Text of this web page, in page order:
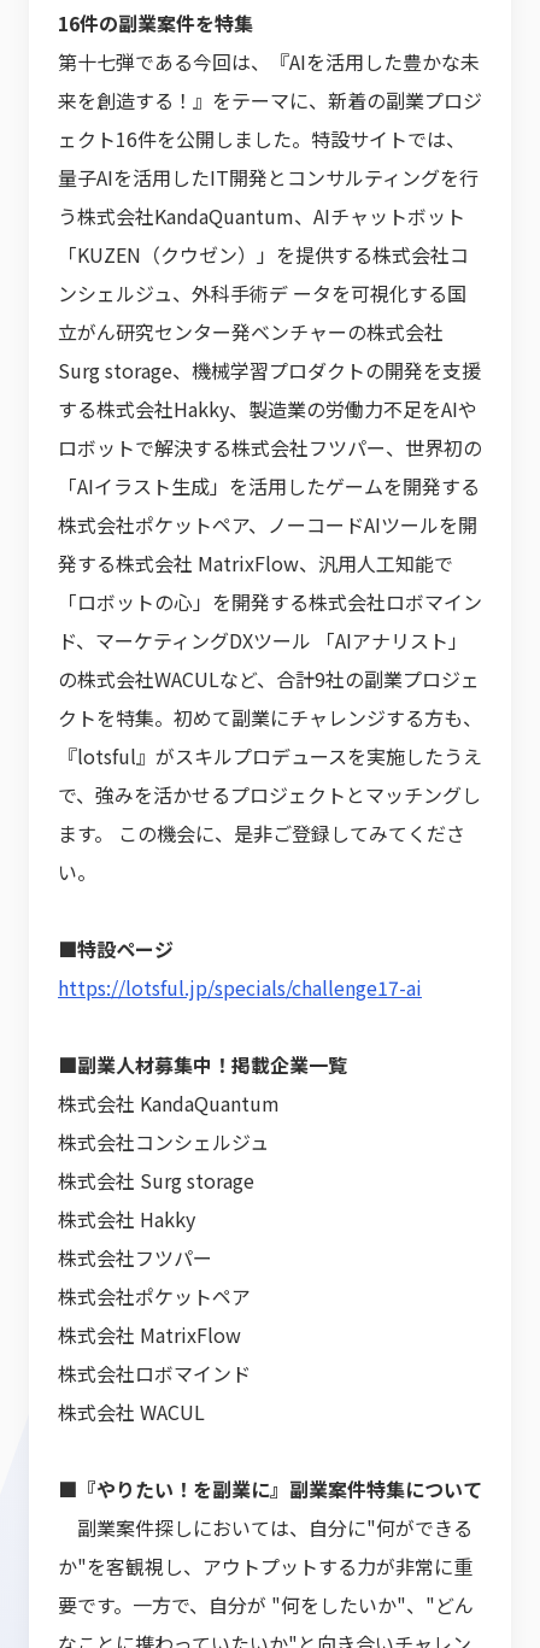
16件の副業案件を特集
第十七弾である今回は、『AIを活用した豊かな未
来を創造する！』をテーマに、新着の副業プロジ
ェクト16件を公開しました。特設サイトでは、
量子AIを活用したIT開発とコンサルティングを行
う株式会社KandaQuantum、AIチャットボット
「KUZEN（クウゼン）」を提供する株式会社コ
ンシェルジュ、外科手術デ ータを可視化する国
立がん研究センター発ベンチャーの株式会社
Surg storage、機械学習プロダクトの開発を支援
する株式会社Hakky、製造業の労働力不足をAIや
ロボットで解決する株式会社フツパー、世界初の
「AIイラスト生成」を活用したゲームを開発する
株式会社ポケットペア、ノーコードAIツールを開
発する株式会社 MatrixFlow、汎用人工知能で
「ロボットの心」を開発する株式会社ロボマイン
ド、マーケティングDXツール 「AIアナリスト」
の株式会社WACULなど、合計9社の副業プロジェ
クトを特集。初めて副業にチャレンジする方も、
『lotsful』がスキルプロデュースを実施したうえ
で、強みを活かせるプロジェクトとマッチングし
ます。 この機会に、是非ご登録してみてくださ
い。
■特設ページ
https://lotsful.jp/specials/challenge17-ai
■副業人材募集中！掲載企業一覧
株式会社 KandaQuantum
株式会社コンシェルジュ
株式会社 Surg storage
株式会社 Hakky
株式会社フツパー
株式会社ポケットペア
株式会社 MatrixFlow
株式会社ロボマインド
株式会社 WACUL
■『やりたい！を副業に』副業案件特集について
副業案件探しにおいては、自分に"何ができる
か"を客観視し、アウトプットする力が非常に重
要です。一方で、自分が "何をしたいか"、"どん